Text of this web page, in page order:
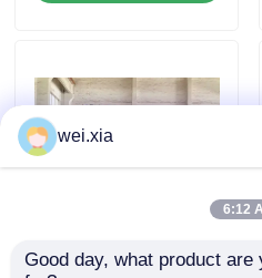
Notizie
Autoclave di AAC
Autoclave di
wei.xia
6:12
Good day, what product are